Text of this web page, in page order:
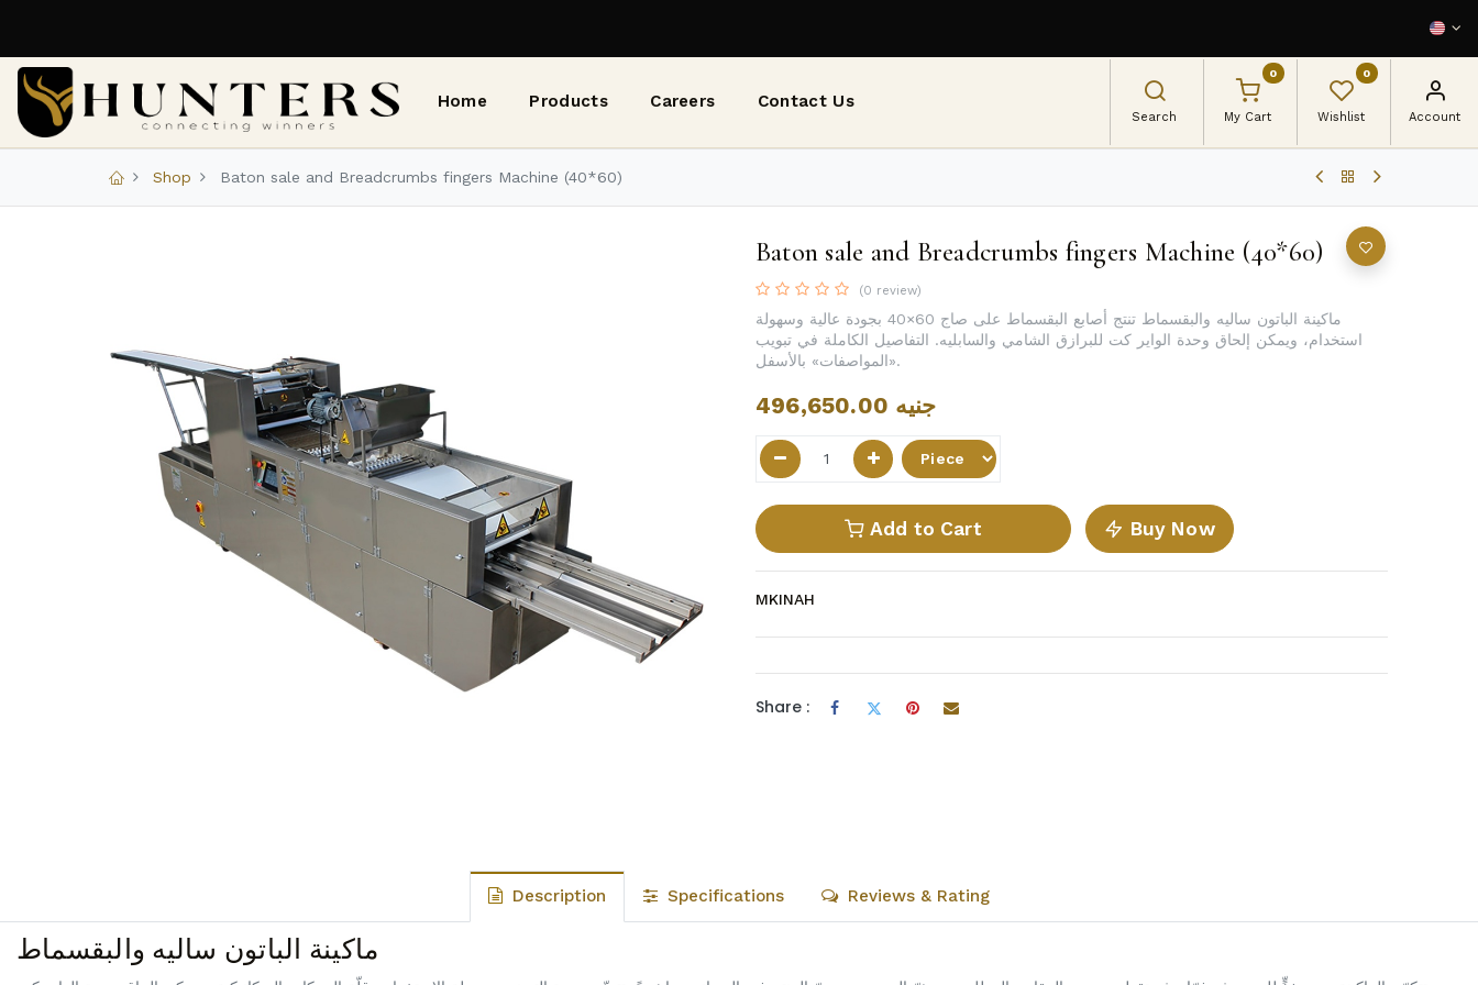
Home Products Careers Contact Us
Search
0
My Cart
0
Wishlist Account
Shop Baton sale and Breadcrumbs fingers Machine (40*60)
Baton sale and Breadcrumbs fingers Machine (40*60)
(0 review)
ماكينة الباتون ساليه والبقسماط تنتج أصابع البقسماط على صاج 60×40 بجودة عالية وسهولة
استخدام، ويمكن إلحاق وحدة الواير كت للبرازق الشامي والسابليه. التفاصيل الكاملة في تبويب
«المواصفات» بالأسفل.
496,650.00 جنيه
Add to Cart Buy Now
MKINAH
Share :
Description Specifications Reviews & Rating
ماكينة الباتون ساليه والبقسماط
تواصل مع Hunters